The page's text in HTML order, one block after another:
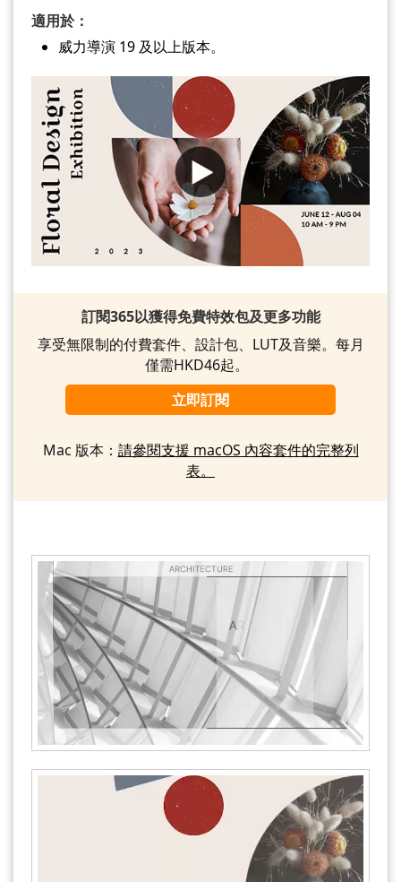
適用於：
威力導演 19 及以上版本。
訂閱365以獲得免費特效包及更多功能
享受無限制的付費套件、設計包、LUT及音樂。每月
僅需HKD46起。
立即訂閱
Mac 版本： 請參閱支援 macOS 內容套件的完整列
表。